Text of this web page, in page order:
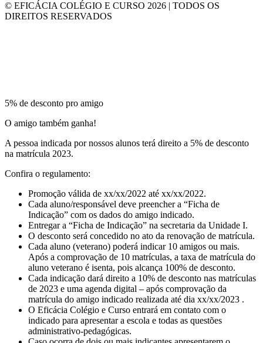
© EFICÁCIA COLÉGIO E CURSO 2026 | TODOS OS
DIREITOS RESERVADOS
5% de desconto pro amigo
O amigo também ganha!
A pessoa indicada por nossos alunos terá direito a 5% de desconto
na matrícula 2023.
Confira o regulamento:
Promoção válida de xx/xx/2022 até xx/xx/2022.
Cada aluno/responsável deve preencher a “Ficha de
Indicação” com os dados do amigo indicado.
Entregar a “Ficha de Indicação” na secretaria da Unidade I.
O desconto será concedido no ato da renovação de matrícula.
Cada aluno (veterano) poderá indicar 10 amigos ou mais.
Após a comprovação de 10 matrículas, a taxa de matrícula do
aluno veterano é isenta, pois alcança 100% de desconto.
Cada indicação dará direito a 10% de desconto nas matrículas
de 2023 e uma agenda digital – após comprovação da
matrícula do amigo indicado realizada até dia xx/xx/2023 .
O Eficácia Colégio e Curso entrará em contato com o
indicado para apresentar a escola e todas as questões
administrativo-pedagógicas.